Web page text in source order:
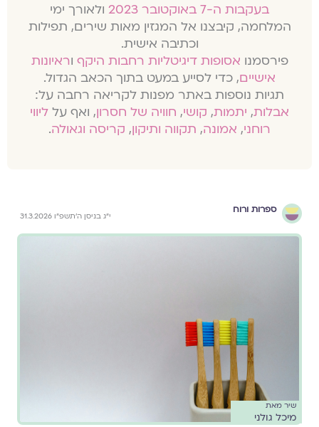
בעקבות ה-7 באוקטובר 2023
ולאורך ימי
המלחמה, קיבצנו אל המגזין מאות שירים, תפילות
וכתיבה אישית.
פירסמנו אסופות דיגיטליות רחבות היקףוראיונות
אישיים, כדי לסייע במעט בתוך הכאב הגדול.
תגיות נוספות באתר מפנות לקריאה רחבה על:
אבלות, יתמות, קושי, חוויה של חסרון, ואף על ליווי
רוחני, אמונה, תקווה ותיקון, קריסה וגאולה.
ספרות ורוח
י״ג בניסן ה׳תשפ״ו 31.3.2026
שיר מאת
מיכל גולני